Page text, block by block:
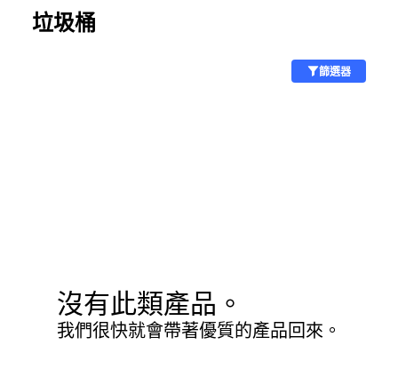
垃圾桶
篩選器
沒有此類產品。
我們很快就會帶著優質的產品回來。